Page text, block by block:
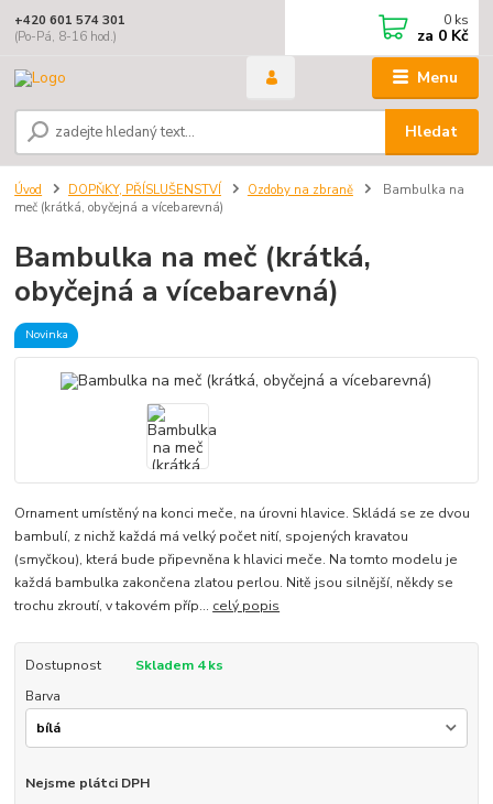
Menu
Hledat
+420 601 574 301
(Po-Pá, 8-16 hod.)
0 ks
za 0 Kč
Úvod DOPŇKY, PŘÍSLUŠENSTVÍ Ozdoby na zbraně
Bambulka na
meč (krátká, obyčejná a vícebarevná)
Bambulka na meč (krátká,
obyčejná a vícebarevná)
Novinka
Ornament umístěný na konci meče, na úrovni hlavice. Skládá se ze dvou
bambulí, z nichž každá má velký počet nití, spojených kravatou
(smyčkou), která bude připevněna k hlavici meče. Na tomto modelu je
každá bambulka zakončena zlatou perlou. Nitě jsou silnější, někdy se
trochu zkroutí, v takovém příp... celý popis
Dostupnost
Skladem 4 ks
Barva
Nejsme plátci DPH